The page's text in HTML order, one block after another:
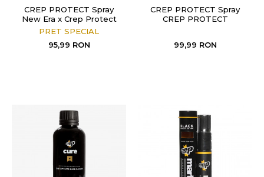
CREP PROTECT Spray
New Era x Crep Protect
Headwear Spray
PRET SPECIAL
95,99 RON
CREP PROTECT Spray
CREP PROTECT
99,99 RON